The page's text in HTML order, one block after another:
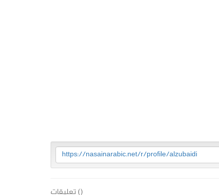
https://nasainarabic.net/r/profile/alzubaidi
() تعليقات